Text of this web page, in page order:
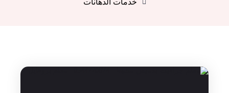
خدمات الدهانات